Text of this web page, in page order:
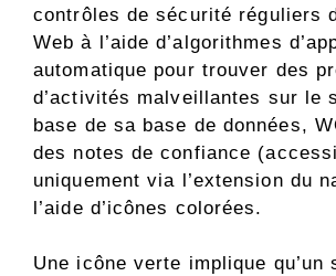
contrôles de sécurité réguliers
Web à l’aide d’algorithmes
automatique pour trouver des
d’activités malveillantes sur le
base de sa base de données,
des notes de confiance
uniquement via l’extension du
l’aide d’icônes colorées.
Une icône verte implique qu’un